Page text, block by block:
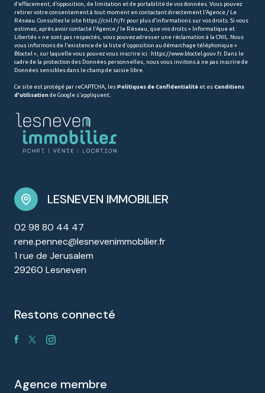
d’effacement, d’opposition, de limitation et de portabilité de vos données. Vous pouvez
retirer votre consentement à tout moment en contactant directement l’Agence / Le
Réseau. Consultez le site https://cnil.fr/fr pour plus d’informations sur vos droits. Si vous
estimez, après avoir contacté l'Agence / le Réseau, que vos droits « Informatique et
Libertés » ne sont pas respectés, vous pouvez adresser une réclamation à la CNIL. Nous
vous informons de l’existence de la liste d'opposition au démarchage téléphonique «
Bloctel », sur laquelle vous pouvez vous inscrire ici : https://www.bloctel.gouv.fr. Dans le
cadre de la protection des Données personnelles, nous vous invitons à ne pas inscrire de
Données sensibles dans le champ de saisie libre.
Ce site est protégé par reCAPTCHA, lesPolitiques de Confidentialité et esConditions
d'utilisationde Google s'appliquent.
LESNEVEN IMMOBILIER
02 98 80 44 47
rene.pennec@lesnevenimmobilier.fr
1 rue de Jerusalem
29260 Lesneven
restons connecté
agence membre